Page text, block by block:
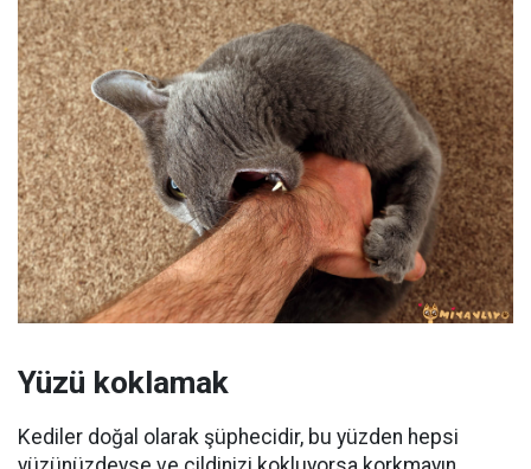
Yüzü koklamak
Kediler doğal olarak şüphecidir, bu yüzden hepsi